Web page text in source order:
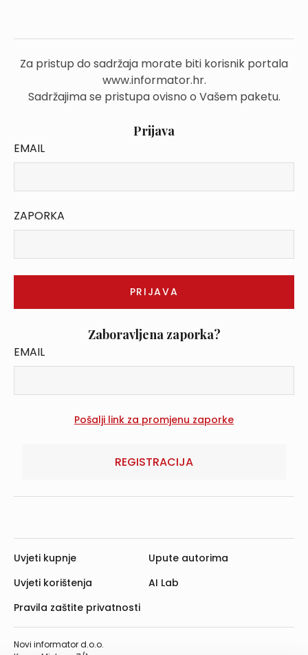
Za pristup do sadržaja morate biti korisnik portala
www.informator.hr.
Sadržajima se pristupa ovisno o Vašem paketu.
Prijava
EMAIL
ZAPORKA
Zaboravljena zaporka?
EMAIL
REGISTRACIJA
Novi informator d.o.o.
Uvjeti kupnje
Uvjeti korištenja
Pravila zaštite privatnosti
Upute autorima
AI Lab